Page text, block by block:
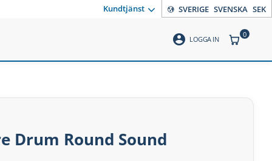
Kundtjänst SVERIGE SVENSKA SEK
account_circle LOGGA IN ANTAL
0
Drum Round Sound